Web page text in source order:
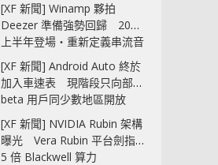
[XF 新聞] Winamp 夥拍
Deezer 準備強勢回歸 2027
上半年登場‧重新定義串流音
樂播放器
[XF 新聞] Android Auto 終於
加入車速表 現階段只向部分
beta 用戶同少數地區開放
[XF 新聞] NVIDIA Rubin 架構
曝光 Vera Rubin 平台劍指
5 倍 Blackwell 算力